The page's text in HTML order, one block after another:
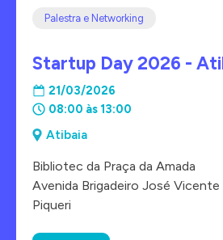
Palestra e Networking
Startup Day 2026 -
21/03/2026
08:00 às 13:00
Atibaia
Bibliotec da Praça da Amada
Avenida Brigadeiro José Vicente
Piqueri